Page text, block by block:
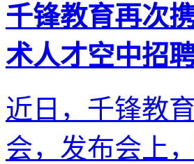
千锋教育再次
术人才空中招
近日，千锋教
会，发布会上